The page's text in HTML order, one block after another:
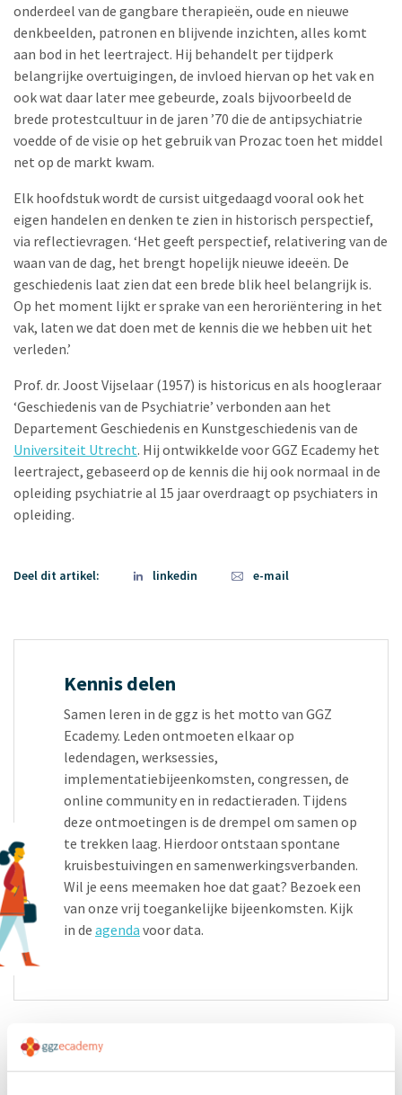
onderdeel van de gangbare therapieën, oude en nieuwe
denkbeelden, patronen en blijvende inzichten, alles komt
aan bod in het leertraject. Hij behandelt per tijdperk
belangrijke overtuigingen, de invloed hiervan op het vak en
ook wat daar later mee gebeurde, zoals bijvoorbeeld de
brede protestcultuur in de jaren ’70 die de antipsychiatrie
voedde of de visie op het gebruik van Prozac toen het middel
net op de markt kwam.
Elk hoofdstuk wordt de cursist uitgedaagd vooral ook het
eigen handelen en denken te zien in historisch perspectief,
via reflectievragen. ‘Het geeft perspectief, relativering van de
waan van de dag, het brengt hopelijk nieuwe ideeën. De
geschiedenis laat zien dat een brede blik heel belangrijk is.
Op het moment lijkt er sprake van een heroriëntering in het
vak, laten we dat doen met de kennis die we hebben uit het
verleden.’
Prof. dr. Joost Vijselaar (1957) is historicus en als hoogleraar
‘Geschiedenis van de Psychiatrie’ verbonden aan het
Departement Geschiedenis en Kunstgeschiedenis van de
Universiteit Utrecht. Hij ontwikkelde voor GGZ Ecademy het
leertraject, gebaseerd op de kennis die hij ook normaal in de
opleiding psychiatrie al 15 jaar overdraagt op psychiaters in
opleiding.
Deel dit artikel: linkedin e-mail
Kennis delen
Samen leren in de ggz is het motto van GGZ
Ecademy. Leden ontmoeten elkaar op
ledendagen, werksessies,
implementatiebijeenkomsten, congressen, de
online community en in redactieraden. Tijdens
deze ontmoetingen is de drempel om samen op
te trekken laag. Hierdoor ontstaan spontane
kruisbestuivingen en samenwerkingsverbanden.
Wil je eens meemaken hoe dat gaat? Bezoek een
van onze vrij toegankelijke bijeenkomsten. Kijk
in de agenda voor data.